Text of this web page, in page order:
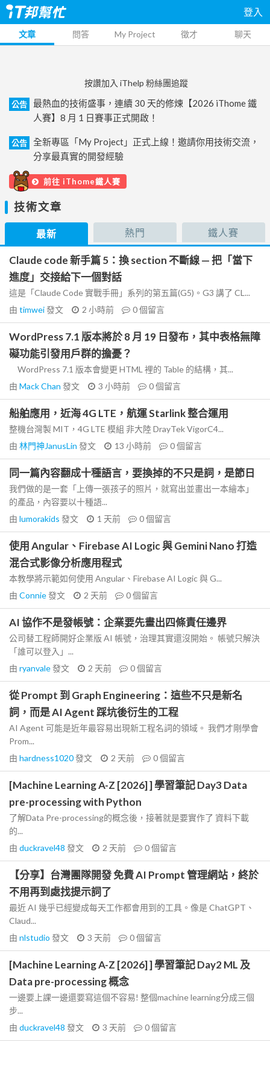
登入
文章 問答 My Project 徵才 聊天
按讚加入 iThelp 粉絲團追蹤
公告
最熱血的技術盛事，連續 30 天的修煉【2026 iThome 鐵
人賽】8 月 1 日賽事正式開啟！
公告
全新專區「My Project」正式上線！邀請你用技術交流，
分享最真實的開發經驗
前往 iThome鐵人賽
技術文章
最新 熱門 鐵人賽
Claude code 新手篇 5：換 section 不斷線 — 把「當下
進度」交接給下一個對話
這是「Claude Code 實戰手冊」系列的第五篇(G5)。G3 講了 CL...
由 timwei發文 2 小時前 0個留言
WordPress 7.1 版本將於 8 月 19 日發布，其中表格無障
礙功能引發用戶群的擔憂？
WordPress 7.1 版本會變更 HTML 裡的 Table 的結構，其...
由 Mack Chan 發文 3 小時前 0個留言
船舶應用，近海 4G LTE，航運 Starlink 整合運用
整機台灣製 MIT，4G LTE 模組 非大陸 DrayTek VigorC4...
由 林門神JanusLin 發文 13 小時前 0個留言
同一篇內容翻成十種語言，要換掉的不只是詞，是節日
我們做的是一套「上傳一張孩子的照片，就寫出並畫出一本繪本」
的產品，內容要以十種語...
由 lumorakids 發文 1 天前 0個留言
使用 Angular、Firebase AI Logic 與 Gemini Nano 打造
混合式影像分析應用程式
本教學將示範如何使用 Angular、Firebase AI Logic 與 G...
由 Connie發文 2 天前 0個留言
AI 協作不是發帳號：企業要先畫出四條責任邊界
公司替工程師開好企業版 AI 帳號，治理其實還沒開始。 帳號只解決
「誰可以登入」...
由 ryanvale發文 2 天前 0個留言
從 Prompt 到 Graph Engineering：這些不只是新名
詞，而是 AI Agent 踩坑後衍生的工程
AI Agent 可能是近年最容易出現新工程名詞的領域。 我們才剛學會
Prom...
由 hardness1020發文 2 天前 0個留言
[Machine Learning A-Z [2026] ] 學習筆記 Day3 Data
pre-processing with Python
了解Data Pre-processing的概念後，接著就是要實作了 資料下載
的...
由 duckravel48 發文 2 天前 0個留言
【分享】台灣團隊開發 免費 AI Prompt 管理網站，終於
不用再到處找提示詞了
最近 AI 幾乎已經變成每天工作都會用到的工具。像是 ChatGPT、
Claud...
由 nlstudio 發文 3 天前 0個留言
[Machine Learning A-Z [2026] ] 學習筆記 Day2 ML 及
Data pre-processing 概念
一邊要上課一邊還要寫這個不容易! 整個machine learning分成三個
步...
由 duckravel48 發文 3 天前 0個留言